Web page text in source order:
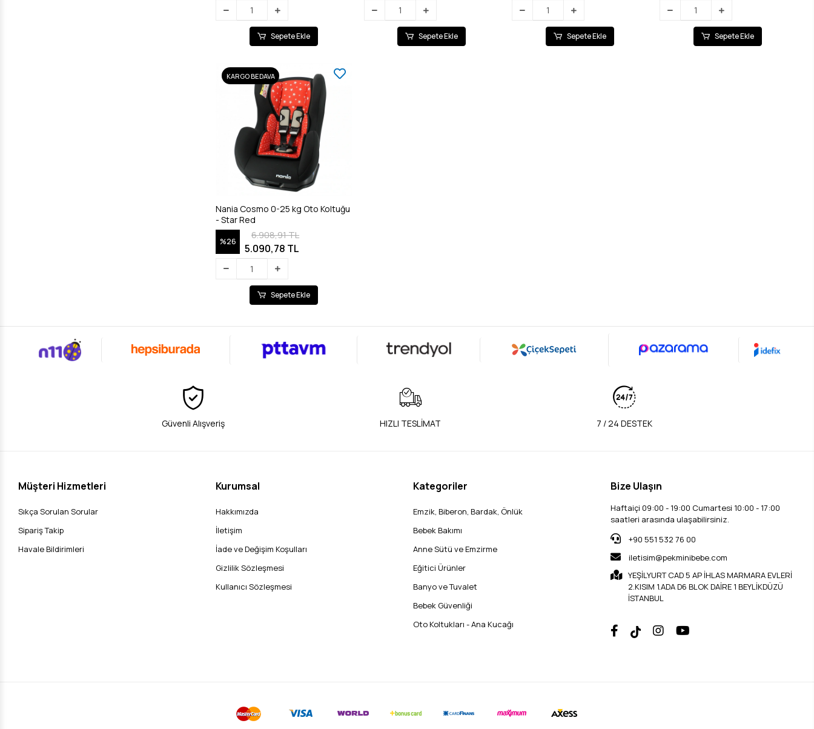
Sepete Ekle Sepete Ekle Sepete Ekle Sepete Ekle
KARGO BEDAVA
Nania Cosmo 0-25 kg Oto Koltuğu
- Star Red
%26
6.908,91 TL
5.090,78 TL
Sepete Ekle
Güvenli Alışveriş HIZLI TESLİMAT 7 / 24 DESTEK
Müşteri Hizmetleri
Sıkça Sorulan Sorular
Sipariş Takip
Havale Bildirimleri
Kurumsal
Hakkımızda
İletişim
İade ve Değişim Koşulları
Gizlilik Sözleşmesi
Kullanıcı Sözleşmesi
Kategoriler
Emzik, Biberon, Bardak, Önlük
Bebek Bakımı
Anne Sütü ve Emzirme
Eğitici Ürünler
Banyo ve Tuvalet
Bebek Güvenliği
Oto Koltukları - Ana Kucağı
Bize Ulaşın
Haftaiçi 09:00 - 19:00 Cumartesi 10:00 - 17:00
saatleri arasında ulaşabilirsiniz.
+90 551 532 76 00
iletisim@pekminibebe.com
YEŞİLYURT CAD 5 AP İHLAS MARMARA EVLERİ
2.KISIM 1.ADA D6 BLOK DAİRE 1 BEYLİKDÜZÜ
İSTANBUL